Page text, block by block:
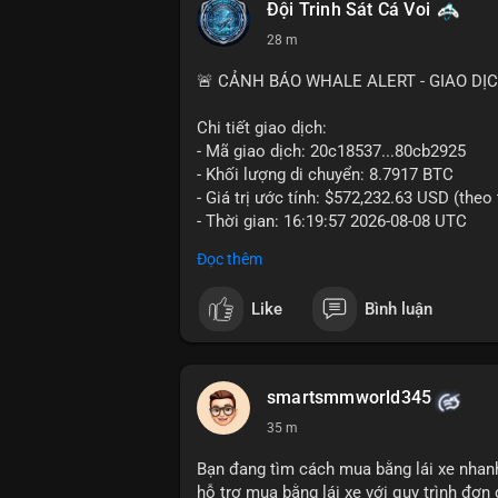
Đội Trinh Sát Cá Voi
28 m
🚨 CẢNH BÁO WHALE ALERT - GIAO
Chi tiết giao dịch:
- Mã giao dịch: 20c18537...80cb2925
- Khối lượng di chuyển: 8.7917 BTC
- Giá trị ước tính: $572,232.63 USD (theo
- Thời gian: 16:19:57 2026-08-08 UTC
Nhận định phân tích hành vi của Cá voi
quy mô tài chính lớn. Hành vi này có
chuyển tài sản từ ví nóng sang ví lạnh
thể xuất hiện, gây biến động giá. Ngược
niềm tin nắm giữ của nhà đầu tư lớn vẫn
định điểm đến của dòng tiền. Tránh
Đọc thêm
Like Bình luận
smartsmmworld345
35 m
Bạn đang tìm cách mua bằng lái xe
hỗ trợ mua bằng lái xe với quy trình